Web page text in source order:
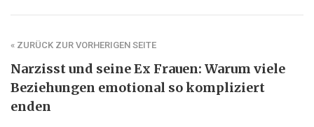
« ZURÜCK ZUR VORHERIGEN SEITE
Narzisst und seine Ex Frauen: Warum viele
Beziehungen emotional so kompliziert
enden